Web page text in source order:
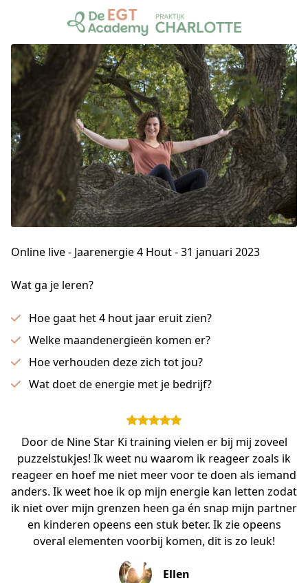
Online live - Jaarenergie 4 Hout - 31 januari 2023
Wat ga je leren?
Hoe gaat het 4 hout jaar eruit zien?
Welke maandenergieën komen er?
Hoe verhouden deze zich tot jou?
Wat doet de energie met je bedrijf?
Door de Nine Star Ki training vielen er bij mij zoveel
puzzelstukjes! Ik weet nu waarom ik reageer zoals ik
reageer en hoef me niet meer voor te doen als iemand
anders. Ik weet hoe ik op mijn energie kan letten zodat
ik niet over mijn grenzen heen ga én snap mijn partner
en kinderen opeens een stuk beter. Ik zie opeens
overal elementen voorbij komen, dit is zo leuk!
Ellen